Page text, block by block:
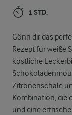
1 STD.
Gönn dir das
Rezept für weiße
köstliche
Zitronenschale
Kombination, die
und eine